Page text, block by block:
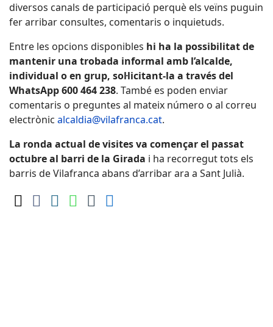
diversos canals de participació perquè els veïns puguin
fer arribar consultes, comentaris o inquietuds.
Entre les opcions disponibles hi ha la possibilitat de
mantenir una trobada informal amb l’alcalde,
individual o en grup, sol·licitant-la a través del
WhatsApp 600 464 238. També es poden enviar
comentaris o preguntes al mateix número o al correu
electrònic alcaldia@vilafranca.cat.
La ronda actual de visites va començar el passat
octubre al barri de la Girada i ha recorregut tots els
barris de Vilafranca abans d’arribar ara a Sant Julià.